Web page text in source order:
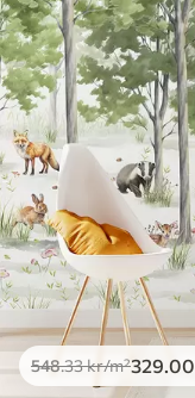
548.33kr/m²329.00